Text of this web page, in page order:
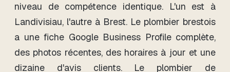
niveau de compétence identique. L'un est à
Landivisiau, l'autre à Brest. Le plombier brestois
a une fiche Google Business Profile complète,
des photos récentes, des horaires à jour et une
dizaine d'avis clients. Le plombier de